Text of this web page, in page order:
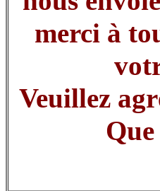
merci à
Veuillez